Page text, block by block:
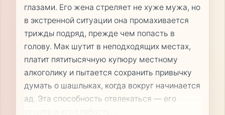
глазами. Его жена стреляет не хуже мужа, но
в экстренной ситуации она промахивается
трижды подряд, прежде чем попасть в
голову. Мак шутит в неподходящих местах,
платит пятитысячную купюру местному
алкоголику и пытается сохранить привычку
думать о шашлыках, когда вокруг начинается
ад. Эта способность отвлекаться — его